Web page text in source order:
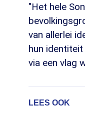
"Het hele
van allerlei
hun identiteit
via een vlag
LEES OOK